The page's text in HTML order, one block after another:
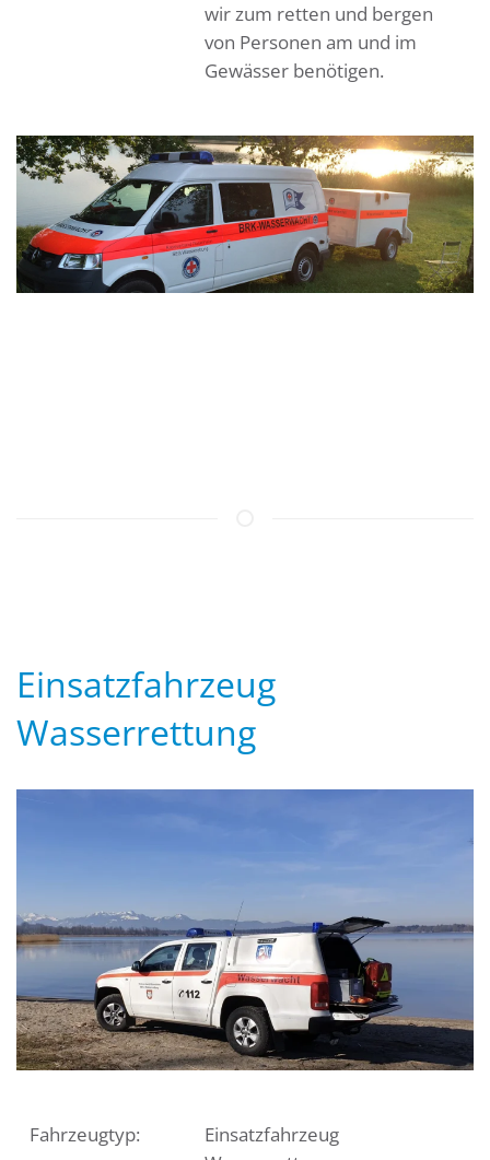
wir zum retten und bergen
von Personen am und im
Gewässer benötigen.
Einsatzfahrzeug
Wasserrettung
Fahrzeugtyp:
Einsatzfahrzeug